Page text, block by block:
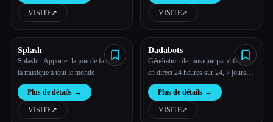
VISITE↗︎ VISITE↗︎
Splash
Splash - Apporter la joie de faire de
la musique à tout le monde
Plus de détails →
VISITE↗︎
Dadabots
Génération de musique par diffusion
en direct 24 heures sur 24, 7 jours
sur 7 et à l''infini
Plus de détails →
VISITE↗︎